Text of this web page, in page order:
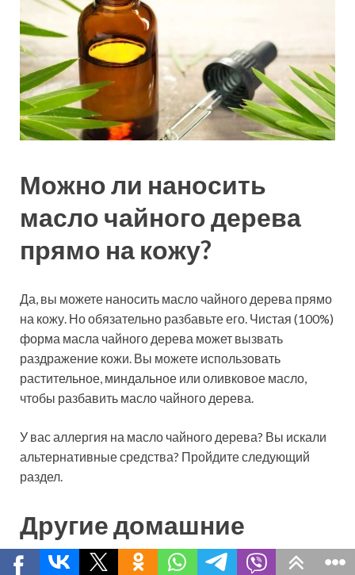
Можно ли наносить
масло чайного дерева
прямо на кожу?
Да, вы можете наносить масло чайного дерева прямо
на кожу. Но обязательно разбавьте его. Чистая (100%)
форма масла чайного дерева может вызвать
раздражение кожи. Вы можете использовать
растительное, миндальное или оливковое масло,
чтобы разбавить масло чайного дерева.
У вас аллергия на масло чайного дерева? Вы искали
альтернативные средства? Пройдите следующий
раздел.
Другие домашние
средства от псориаза